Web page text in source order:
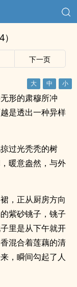
下一页
形的肃穆所冲
是透出一种异样
过光秃秃的树
暖意盎然，与外
，正从厨房方向
紫砂铫子，铫子
里是从下午就开
混合着莲藕的清
，瞬间勾起了人